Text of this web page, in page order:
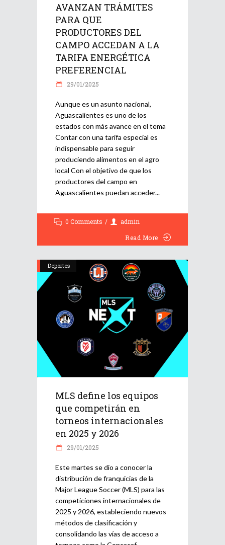
AVANZAN TRÁMITES
PARA QUE
PRODUCTORES DEL
CAMPO ACCEDAN A LA
TARIFA ENERGÉTICA
PREFERENCIAL
29/01/2025
Aunque es un asunto nacional,
Aguascalientes es uno de los
estados con más avance en el tema
Contar con una tarifa especial es
indispensable para seguir
produciendo alimentos en el agro
local Con el objetivo de que los
productores del campo en
Aguascalientes puedan acceder
0 Comments
admin
Read More
Deportes
MLS define los equipos
que competirán en
torneos internacionales
en 2025 y 2026
29/01/2025
Este martes se dio a conocer la
distribución de franquicias de la
Major League Soccer (MLS) para las
competiciones internacionales de
2025 y 2026, estableciendo nuevos
métodos de clasificación y
consolidando las vías de acceso a